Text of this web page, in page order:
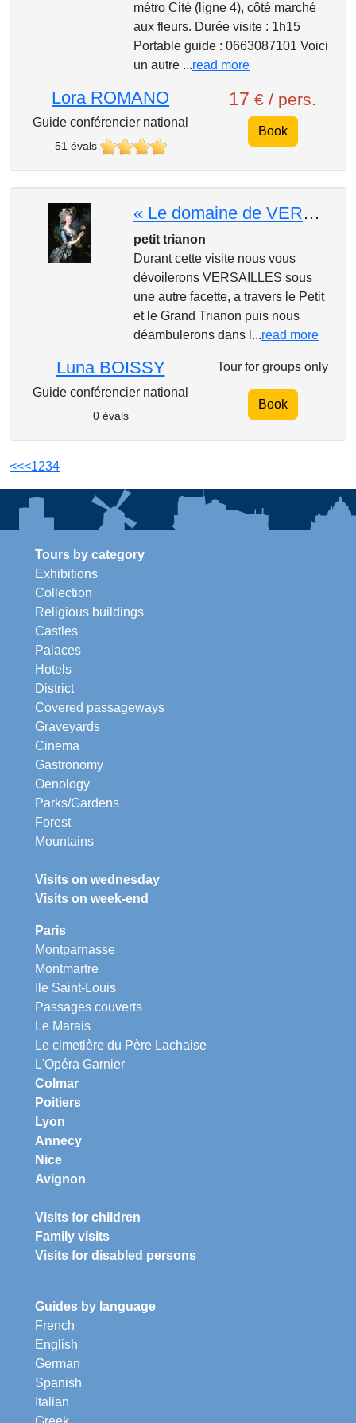
métro Cité (ligne 4), côté marché
aux fleurs. Durée visite : 1h15
Portable guide : 0663087101 Voici
un autre ...read more
Lora ROMANO
Guide conférencier national
51 évals
17 € / pers.
Book
« Le domaine de VERSAILLES »
petit trianon
Durant cette visite nous vous
dévoilerons VERSAILLES sous
une autre facette, a travers le Petit
et le Grand Trianon puis nous
déambulerons dans l...read more
Luna BOISSY
Guide conférencier national
0 évals
Tour for groups only
Book
<<<1234
Tours by category
Exhibitions
Collection
Religious buildings
Castles
Palaces
Hotels
District
Covered passageways
Graveyards
Cinema
Gastronomy
Oenology
Parks/Gardens
Forest
Mountains
Visits on wednesday
Visits on week-end
Paris
Montparnasse
Montmartre
Ile Saint-Louis
Passages couverts
Le Marais
Le cimetière du Père Lachaise
L'Opéra Garnier
Colmar
Poitiers
Lyon
Annecy
Nice
Avignon
Visits for children
Family visits
Visits for disabled persons
Guides by language
French
English
German
Spanish
Italian